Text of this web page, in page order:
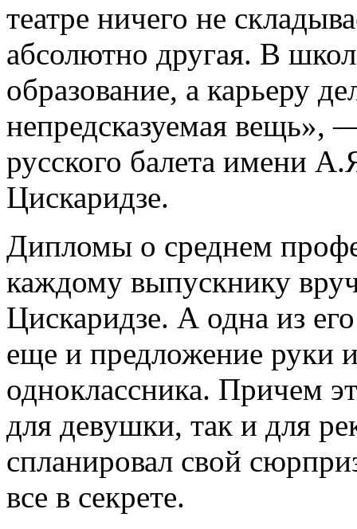
театре ничего не
абсолютно другая. В
образование, а карьеру
непредсказуемая вещь»,
русского балета имени
Цискаридзе.
Дипломы о среднем
каждому выпускнику
Цискаридзе. А одна из
еще и предложение руки
одноклассника. Причем
для девушки, так и для
спланировал свой
все в секрете.